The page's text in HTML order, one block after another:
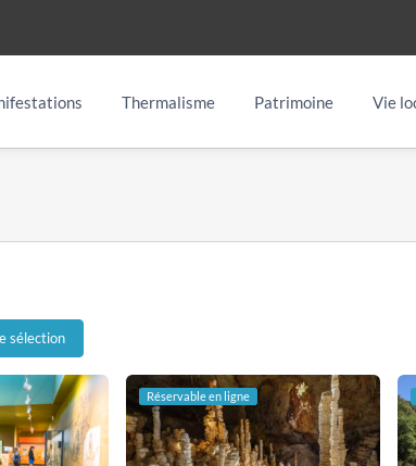
Thermalisme Patrimoine Vie
sélection
Réservable en ligne